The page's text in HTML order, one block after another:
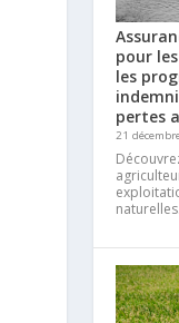
pour
les
pertes
21
naturelles.